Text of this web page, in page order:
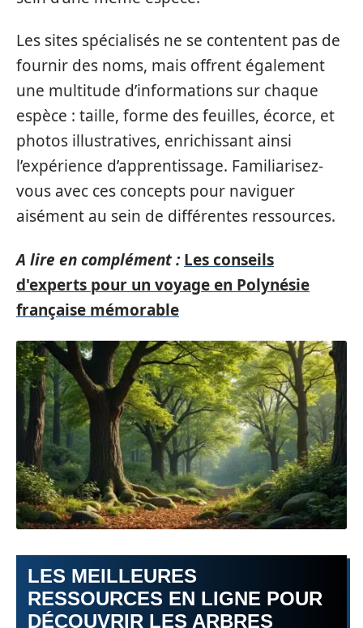
Les sites spécialisés ne se contentent pas de
fournir des noms, mais offrent également
une multitude d’informations sur chaque
espèce : taille, forme des feuilles, écorce, et
photos illustratives, enrichissant ainsi
l’expérience d’apprentissage. Familiarisez-
vous avec ces concepts pour naviguer
aisément au sein de différentes ressources.
A lire en complément : Les conseils
d'experts pour un voyage en Polynésie
française mémorable
LES MEILLEURES
RESSOURCES EN LIGNE POUR
DÉCOUVRIR LES ARBRES